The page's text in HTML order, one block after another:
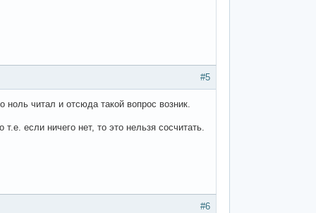
#5
читал и отсюда такой вопрос возник.
если ничего нет, то это нельзя сосчитать.
#6